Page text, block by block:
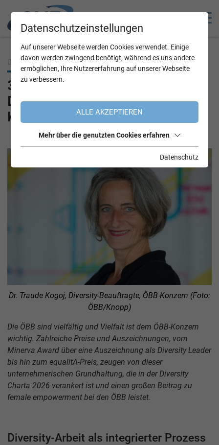
05.12.2022
3 Fragen an: Traude Kogoj,
Diversity-Beauftragte im ÖBB-
Konzern
Dr. Traude Kogoj, Diversity-Beauftragte, ÖBB-Konzern (Foto:
ÖBB/Knopp)
Die ÖBB sind vielfältig und Vielfalt ist dem ÖBB-Konzern
wichtig. Zahlreiche Preise und Auszeichnungen, vom
Minerva Award über eine Auszeichnung als Diversity Leader
bis hin zum equalitA-Preis, zeugen von dieser
unternehmerischen Grundhaltung, die in der Diversity
Charta 2026 verankert ist und einen großen Beitrag zu
female empowerment bei den ÖBB leistet.
Diversity-Arbeit als integrierter Prozess
Datenschutzeinstellungen
Auf unserer Webseite werden Cookies verwendet. Einige
davon werden zwingend benötigt, während es uns andere
ermöglichen, Ihre Nutzererfahrung auf unserer Webseite
zu verbessern.
ALLE AKZEPTIEREN
Mehr über die genutzten Cookies erfahren
Datenschutz